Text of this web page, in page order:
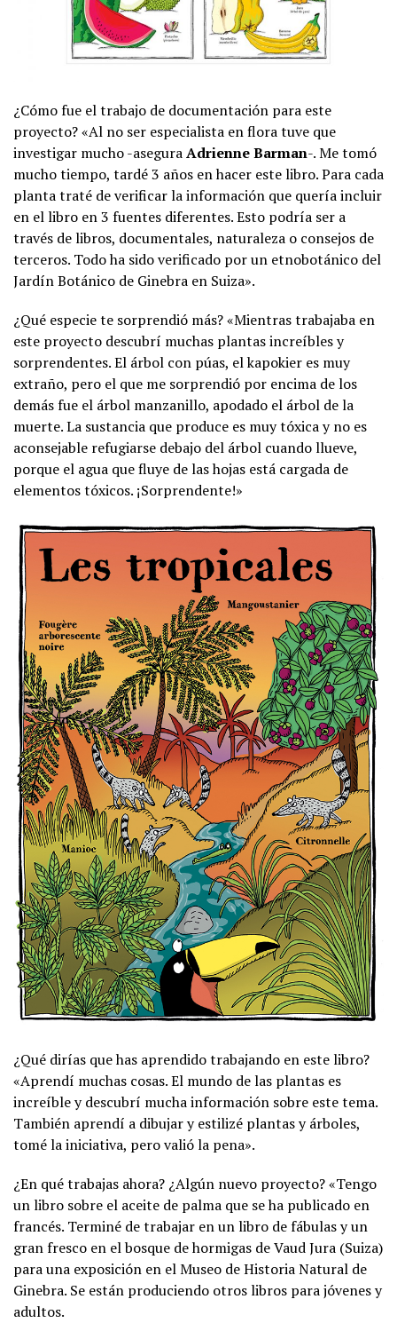
¿Cómo fue el trabajo de documentación para este
proyecto? «Al no ser especialista en flora tuve que
investigar mucho -aseguraAdrienne Barman-. Me tomó
mucho tiempo, tardé 3 años en hacer este libro. Para cada
planta traté de verificar la información que quería incluir
en el libro en 3 fuentes diferentes. Esto podría ser a
través de libros, documentales, naturaleza o consejos de
terceros. Todo ha sido verificado por un etnobotánico del
Jardín Botánico de Ginebra en Suiza».
¿Qué especie te sorprendió más? «Mientras trabajaba en
este proyecto descubrí muchas plantas increíbles y
sorprendentes. El árbol con púas, el kapokier es muy
extraño, pero el que me sorprendió por encima de los
demás fue el árbol manzanillo, apodado el árbol de la
muerte. La sustancia que produce es muy tóxica y no es
aconsejable refugiarse debajo del árbol cuando llueve,
porque el agua que fluye de las hojas está cargada de
elementos tóxicos. ¡Sorprendente!»
¿Qué dirías que has aprendido trabajando en este libro?
«Aprendí muchas cosas. El mundo de las plantas es
increíble y descubrí mucha información sobre este tema.
También aprendí a dibujar y estilizé plantas y árboles,
tomé la iniciativa, pero valió la pena».
¿En qué trabajas ahora? ¿Algún nuevo proyecto? «Tengo
un libro sobre el aceite de palma que se ha publicado en
francés. Terminé de trabajar en un libro de fábulas y un
gran fresco en el bosque de hormigas de Vaud Jura (Suiza)
para una exposición en el Museo de Historia Natural de
Ginebra. Se están produciendo otros libros para jóvenes y
adultos.